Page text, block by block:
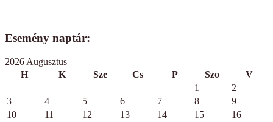
Esemény naptár:
2026 Augusztus
H
K Sze Cs P Szo
V
1
2
3
4 5 6 7 8
9
10
11 12 13 14 15
16